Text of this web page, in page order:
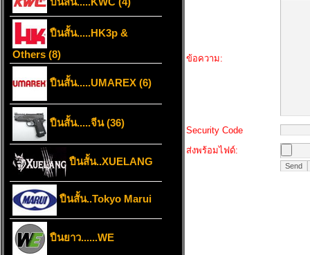
ปืนสั้น.....HK3p &
Others (8)
ปืนสั้น.....UMAREX (6)
ปืนสั้น.....จีน (36)
ปืนสั้น..XUELANG
ปืนสั้น..Tokyo Marui
ปืนยาว......WE
ข้อความ:
Security Code
ส่งพร้อมไฟด์: